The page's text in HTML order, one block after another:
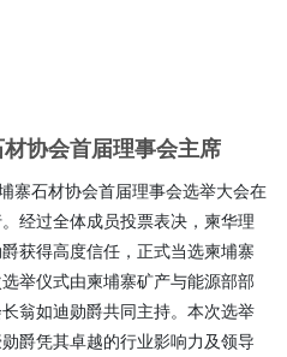
协会首届理事会主席
寨石材协会首届理事会选举大会在
经过全体成员投票表决，柬华理
获得高度信任，正式当选柬埔寨
举仪式由柬埔寨矿产与能源部部
翁如迪勋爵共同主持。本次选举
爵凭其卓越的行业影响力及领导